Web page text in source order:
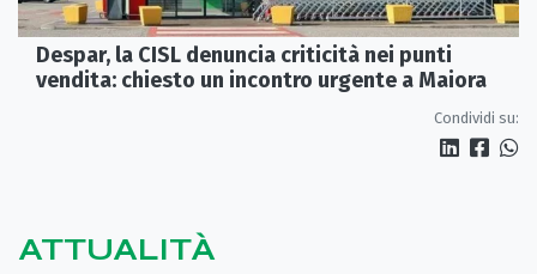
Despar, la CISL denuncia criticità nei punti
vendita: chiesto un incontro urgente a Maiora
Condividi su:
ATTUALITÀ